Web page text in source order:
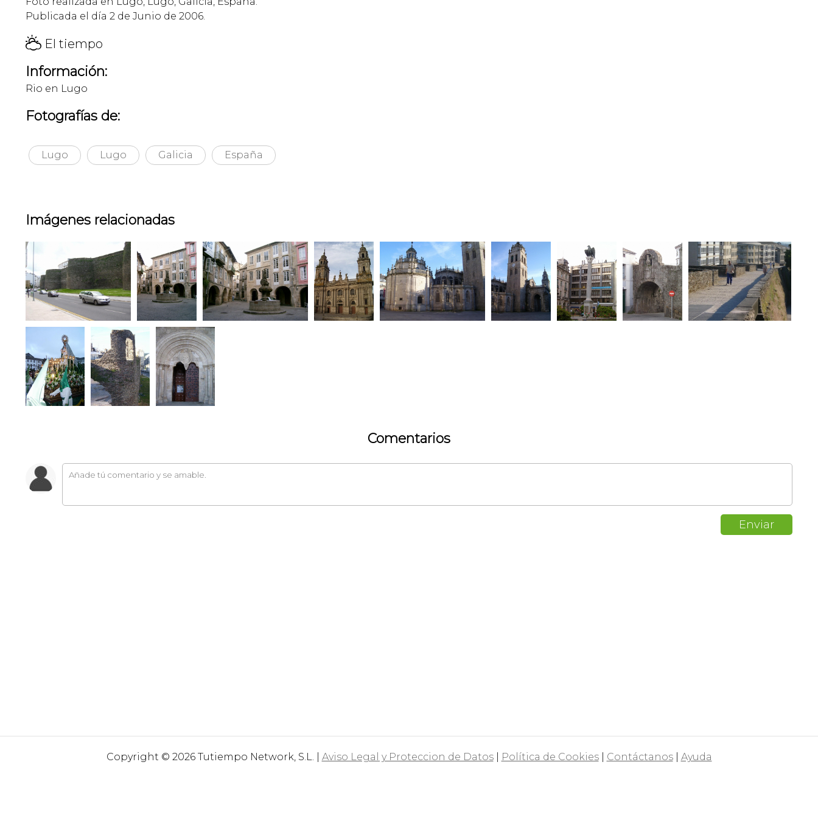
Publicada el día 2 de Junio de 2006.
H El tiempo
Información:
Rio en Lugo
Fotografías de:
Lugo Lugo Galicia España
Imágenes relacionadas
Comentarios
Copyright © 2026 Tutiempo Network, S.L. | Aviso Legal y Proteccion de Datos| Política de Cookies| Contáctanos| Ayuda